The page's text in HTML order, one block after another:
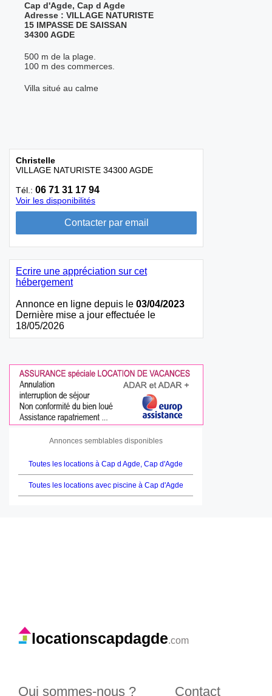
Cap d'Agde, Cap d Agde
Adresse : VILLAGE NATURISTE
15 IMPASSE DE SAISSAN
34300 AGDE
500 m de la plage.
100 m des commerces.
Villa situé au calme
Christelle
VILLAGE NATURISTE 34300 AGDE
Tél.: 06 71 31 17 94
Voir les disponibilités
Ecrire une appréciation sur cet
hébergement
Annonce en ligne depuis le 03/04/2023
Dernière mise a jour effectuée le
18/05/2026
Annonces semblables disponibles
Toutes les locations à Cap d Agde, Cap d'Agde
Toutes les locations avec piscine à Cap d'Agde
locationscapdagde.com
Qui sommes-nous ? Contact